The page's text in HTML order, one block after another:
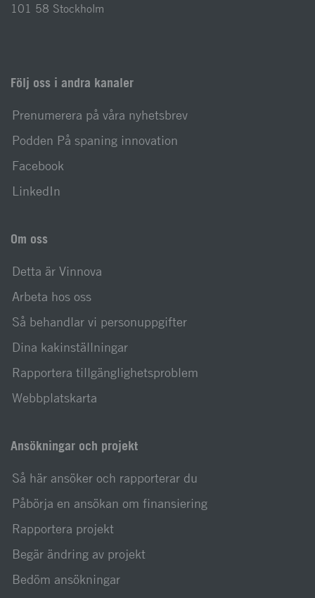
101 58 Stockholm
Följ oss i andra kanaler
Prenumerera på våra nyhetsbrev
Podden På spaning innovation
Facebook
LinkedIn
Om oss
Detta är Vinnova
Arbeta hos oss
Så behandlar vi personuppgifter
Dina kakinställningar
Rapportera tillgänglighetsproblem
Webbplatskarta
Ansökningar och projekt
Så här ansöker och rapporterar du
Påbörja en ansökan om finansiering
Rapportera projekt
Begär ändring av projekt
Bedöm ansökningar